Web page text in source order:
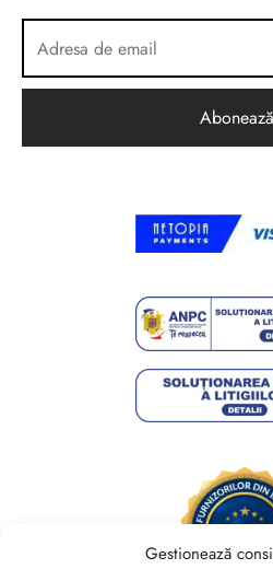
Gestionează